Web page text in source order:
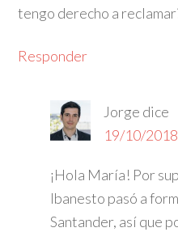
tengo derecho a
Responder
Jorge dice
19/10/
¡Hola María! Por
Ibanesto pasó a
Santander, así que